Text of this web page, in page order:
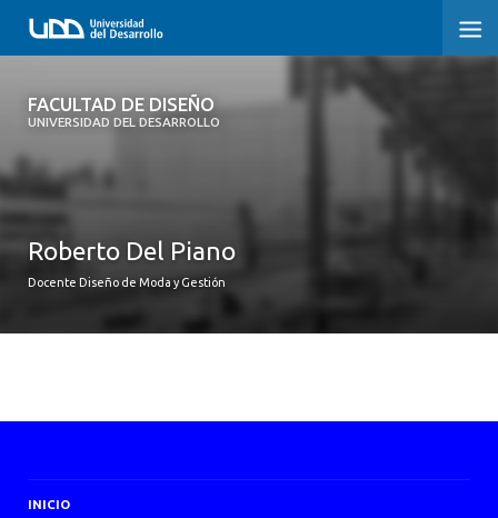
FACULTAD DE DISEÑO
UNIVERSIDAD DEL DESARROLLO
FACULTAD DE DISEÑO
INICIO
CARRERAS
AGENDA
Roberto Del Piano
Docente Diseño de Moda y Gestión
INICIO